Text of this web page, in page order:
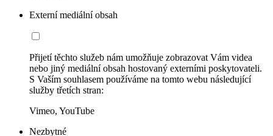
Externí mediální obsah
Přijetí těchto služeb nám umožňuje zobrazovat Vám videa
nebo jiný mediální obsah hostovaný externími poskytovateli.
S Vaším souhlasem používáme na tomto webu následující
služby třetích stran:
Vimeo, YouTube
Nezbytné